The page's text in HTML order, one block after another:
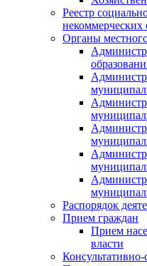
Реестр
некоммерческих
Органы
Распорядок
Прием граждан
Прием
власти